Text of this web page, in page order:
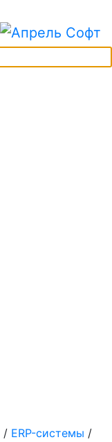
/ ERP-системы /